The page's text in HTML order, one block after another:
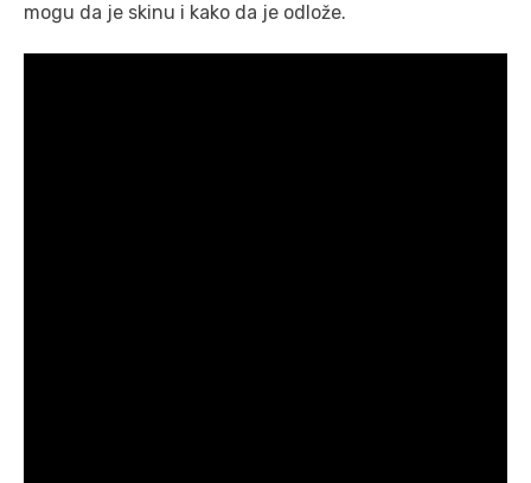
mogu da je skinu i kako da je odlože.